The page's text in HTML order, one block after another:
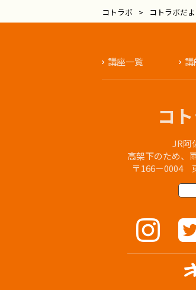
コトラボ > コトラボだよ
講座一覧
コ
JR阿
高架下のため、
〒166－0004